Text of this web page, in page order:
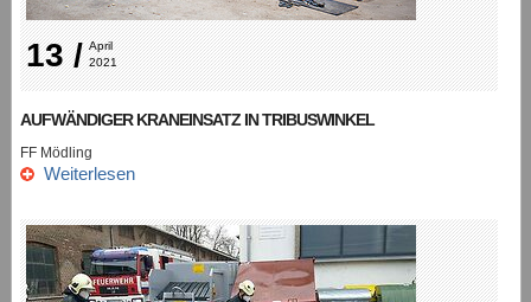
13 / April
2021
AUFWÄNDIGER KRANEINSATZ IN TRIBUSWINKEL
FF Mödling
Weiterlesen